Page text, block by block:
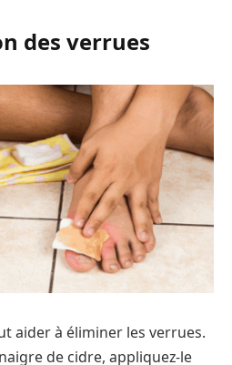
des verrues
aider à éliminer les verrues.
de cidre, appliquez-le